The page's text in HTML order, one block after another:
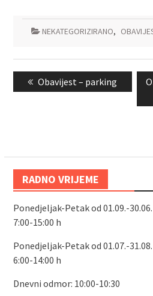
NEKATEGORIZIRANO,
Navigacija
objavaPrevious
post:
Obavijest – parking
RADNO VRIJEME
Ponedjeljak-Petak od 01.09.-30.06.
7:00-15:00 h
Ponedjeljak-Petak od 01.07.-31.08.
6:00-14:00 h
Dnevni odmor: 10:00-10:30